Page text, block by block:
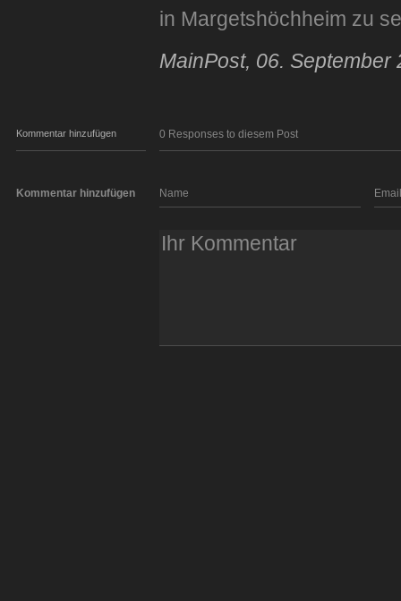
in Margetshöchheim zu
MainPost, 06. September
Kommentar hinzufügen 0 Responses to diesem Post
Kommentar hinzufügen